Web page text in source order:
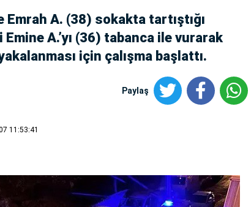
A. (38) sokakta tartıştığı
A.’yı (36) tabanca ile vurarak
için çalışma başlattı.
Paylaş
11:53:41